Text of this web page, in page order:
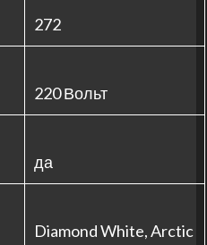
272
220 Вольт
да
Diamond White, Arctic